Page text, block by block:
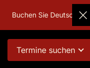
Buchen Sie Deutschlands
Termine suchen